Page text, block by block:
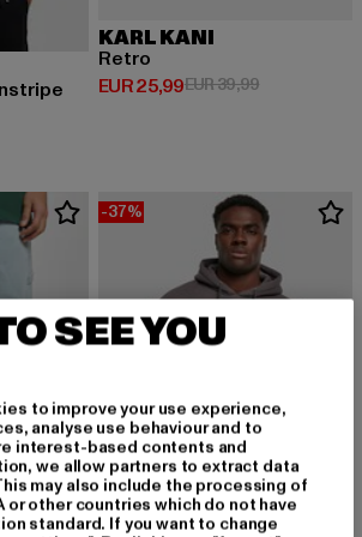
26,99 EUR 29,99
KARL KANI
Retro
EUR 25,99
Derzeitiger Preis: EUR 25,99
EUR 39,99Aktionspreis:
-37%
SEE YOU
to improve your use experience,
analyse use behaviour and to
interest-based contents and
we allow partners to extract data
may also include the processing of
or other countries which do not have
standard. If you want to change